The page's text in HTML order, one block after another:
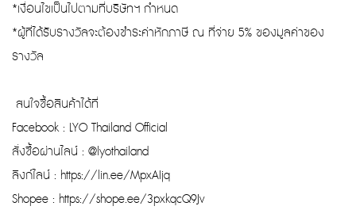
*เงื่อนไขเป็นไปตามที่บริษัทฯ กำหนด
*ผู้ที่ได้รับรางวัลจะต้องชำระค่าหักภาษี ณ ที่จ่าย 5% ของมูลค่าของ
รางวัล
สนใจซื้อสินค้าได้ที่
Facebook : LYO Thailand Official
สั่งซื้อผ่านไลน์ : @lyothailand
ลิงก์ไลน์ : https://lin.ee/MpxAIjq
Shopee : https://shope.ee/3pxkqcQ9Jv